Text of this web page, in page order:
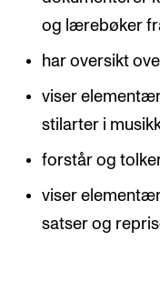
Finn ansatte
For ansatte og
og lærebøker
har oversikt
viser
stilarter i
forstår og
viser
satser og